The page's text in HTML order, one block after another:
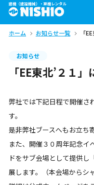
建機（建設機械）・重機レンタル
商品一覧
問合せ依頼リスト
北海道
中部
九州・沖縄（外
ホーム お知らせ一覧 「
お知らせ
「EE東北’２１
弊社では下記日程で開催さ
す。
是非弊社ブースへもお立ち
また、開催３０周年記念イ
ドをサブ会場として提供
展します。（本会場からシ